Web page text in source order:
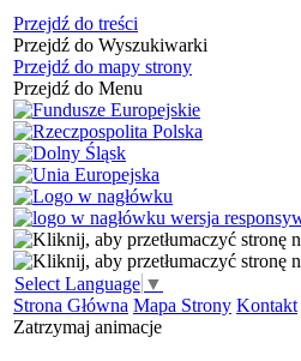
Przejdź do treści
Przejdź do Wyszukiwarki
Przejdź do mapy strony
Przejdź do Menu
Select Language ▼
Strona Główna Mapa Strony Kontakt
Zatrzymaj animacje